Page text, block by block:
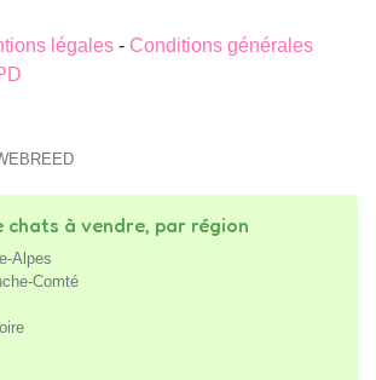
légales - Conditions générales
chats à vendre, par région
Alpes
Comté